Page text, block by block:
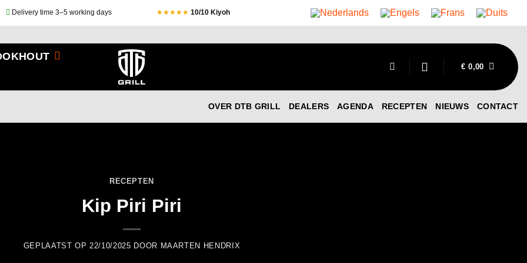
Delivery time 3–5 working days ★★★★★ 10/10 Kiyoh
€ 0,00
OVER DTB GRILL DEALERS AGENDA RECEPTEN NIEUWS CONTACT
RECEPTEN
Kip Piri Piri
GEPLAATST OP 22/10/2025 DOOR MAARTEN HENDRIX